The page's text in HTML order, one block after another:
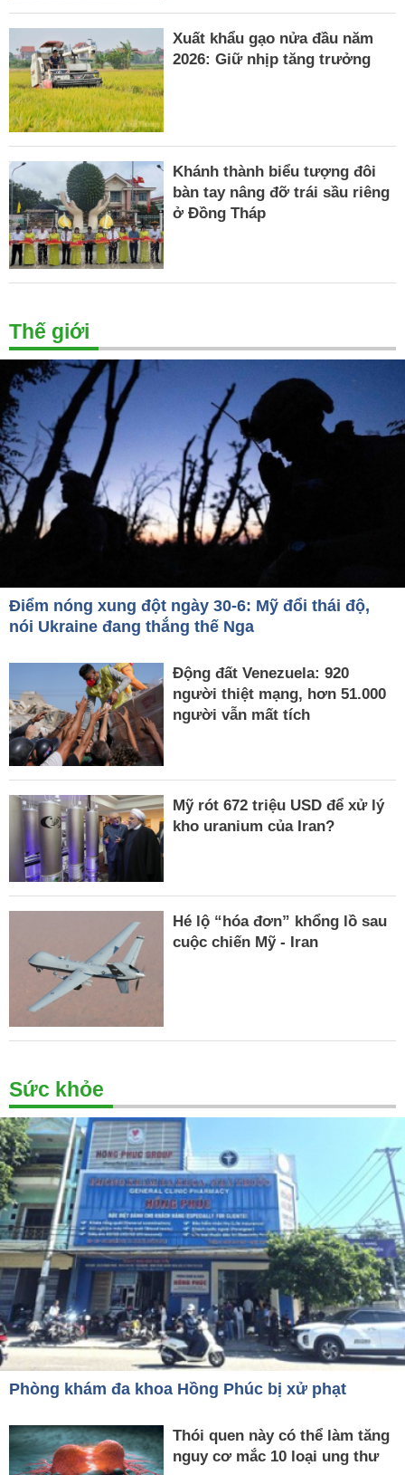
Xuất khẩu gạo nửa đầu năm
2026: Giữ nhịp tăng trưởng
Khánh thành biểu tượng đôi
bàn tay nâng đỡ trái sầu riêng
ở Đồng Tháp
Thế giới
Điểm nóng xung đột ngày 30-6: Mỹ đổi thái độ,
nói Ukraine đang thắng thế Nga
Động đất Venezuela: 920
người thiệt mạng, hơn 51.000
người vẫn mất tích
Mỹ rót 672 triệu USD để xử lý
kho uranium của Iran?
Hé lộ “hóa đơn” khổng lồ sau
cuộc chiến Mỹ - Iran
Sức khỏe
Phòng khám đa khoa Hồng Phúc bị xử phạt
Thói quen này có thể làm tăng
nguy cơ mắc 10 loại ung thư